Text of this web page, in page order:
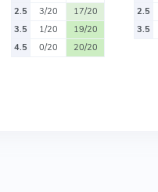
2.5
3/20
17/20
3.5
1/20
19/20
4.5
0/20 20/20
2.5
3.5